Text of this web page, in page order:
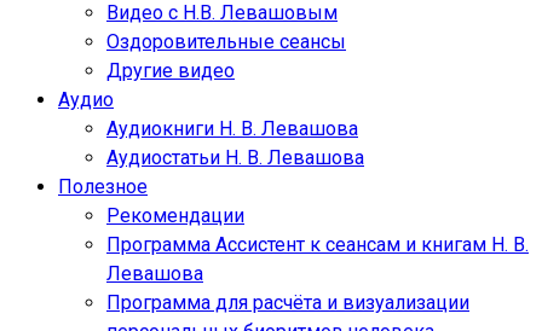
Видео с Н.В. Левашовым
Оздоровительные сеансы
Другие видео
Аудио
Аудиокниги Н. В. Левашова
Аудиостатьи Н. В. Левашова
Полезное
Рекомендации
Программа Ассистент к сеансам и книгам Н. В.
Левашова
Программа для расчёта и визуализации